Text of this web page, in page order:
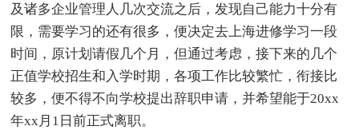
及诸多企业管理人几次交流之后，发现自己能力十分有
限，需要学习的还有很多，便决定去上海进修学习一段
时间，原计划请假几个月，但通过考虑，接下来的几个
正值学校招生和入学时期，各项工作比较繁忙，衔接比
较多，便不得不向学校提出辞职申请，并希望能于20xx
年xx月1日前正式离职。